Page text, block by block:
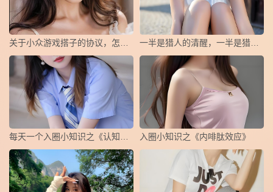
​入圈小知识之《内啡肽效应》